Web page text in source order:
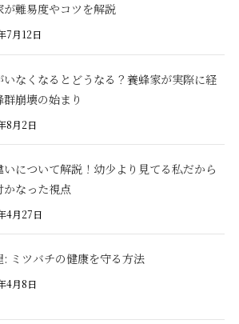
が難易度やコツを解説
7月12日
いなくなるとどうなる？養蜂家が実際に経
崩壊の始まり
8月2日
いについて解説！幼少より見てる私だから
かなった視点
4月27日
: ミツバチの健康を守る方法
4月8日